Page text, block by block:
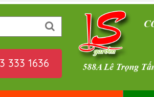
Tìm kiếm
333 1636